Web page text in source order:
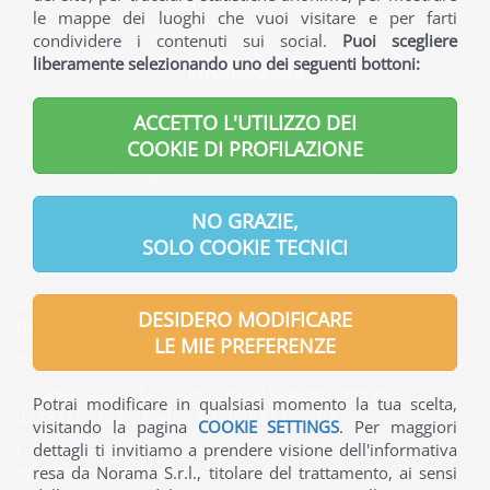
Riservato ADV
INFORMAZIONI
INFORMAZIONI UTILI
CONDIZIONI GENERALI DI VENDITA
INFORMATIVA PRIVACY
Norama S.r.l. | Indirizzo Sede legale: Via Verdi, 7 - 24121
Iscritta presso l'Ufficio del Registro delle Imprese di Bergamo
Codice Fiscale e N.ro iscrizione al Registro Imprese:
02882290162 | Partita IVA: 02882290162
Capitale Sociale interamente versato: € 65.000,00 | Numero
REA: BG-330736 | Indirizzo PEC: norama@pec.ptcert.it
le mappe dei luoghi che vuoi visitare e per farti
condividere i contenuti sui social. Puoi scegliere
liberamente selezionando uno dei seguenti bottoni:
ACCETTO L'UTILIZZO DEI
COOKIE DI PROFILAZIONE
NO GRAZIE,
SOLO COOKIE TECNICI
DESIDERO MODIFICARE
LE MIE PREFERENZE
Potrai modificare in qualsiasi momento la tua scelta,
visitando la pagina COOKIE SETTINGS. Per maggiori
dettagli ti invitiamo a prendere visione dell'informativa
resa da Norama S.r.l., titolare del trattamento, ai sensi